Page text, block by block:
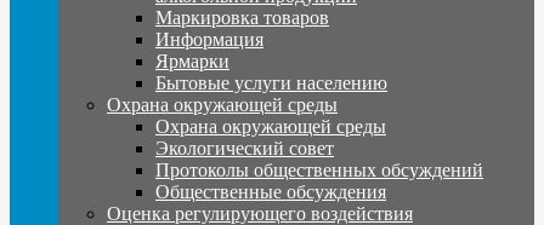
Маркировка товаров
Информация
Ярмарки
Бытовые услуги населению
Охрана окружающей среды
Охрана окружающей среды
Экологический совет
Протоколы общественных обсуждений
Общественные обсуждения
Оценка регулирующего воздействия